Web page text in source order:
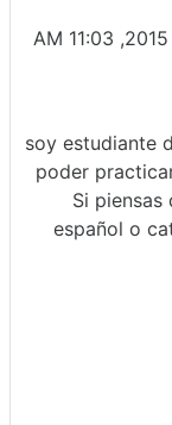
soy
poder
Si
español o